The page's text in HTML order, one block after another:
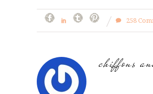
258
chiffons